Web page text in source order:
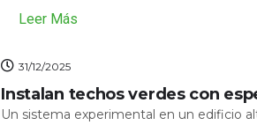
Leer Más
31/12/2025
Instalan techos verdes con
Un sistema experimental en un edificio